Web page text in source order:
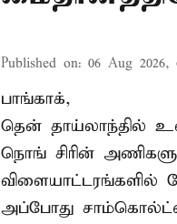
Published on: 06 Aug 2026,
பாங்காக்,
தென் தாய்லாந்தில்
நொங் சிரின்
விளையாட்டரங்களில்
அப்போது